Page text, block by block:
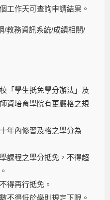
工作天可查詢申請結果。
/教務資訊系統/成績相關/
「學生抵免學分辦法」及
資培育學院有更嚴格之規
年內修習及格之學分為
課程之學分抵免，不得超
得再行抵免。
不得低於學則規定下限。